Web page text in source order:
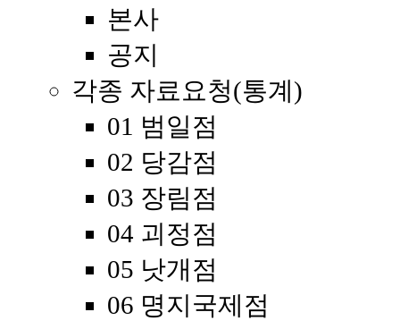
본사
공지
각종 자료요청(통계)
01 범일점
02 당감점
03 장림점
04 괴정점
05 낫개점
06 명지국제점